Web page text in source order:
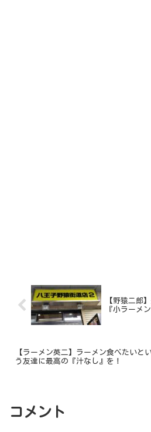
【野猿二郎
『小ラーメ
【ラーメン英二】ラーメン食べたいと
う友達に最高の『汁なし』を！
コメント